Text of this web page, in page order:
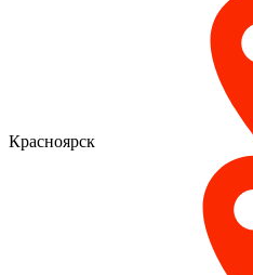
Красноярск